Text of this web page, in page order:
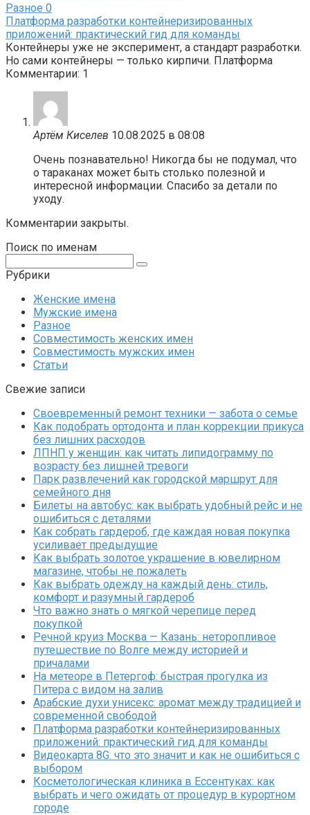
Разное 0
Платформа разработки контейнеризированных
приложений: практический гид для команды
Контейнеры уже не эксперимент, а стандарт разработки.
Но сами контейнеры — только кирпичи. Платформа
Комментарии: 1
Артём Киселев 10.08.2025 в 08:08
Очень познавательно! Никогда бы не подумал, что
о тараканах может быть столько полезной и
интересной информации. Спасибо за детали по
уходу.
Комментарии закрыты.
Поиск по именам
Рубрики
Женские имена
Мужские имена
Разное
Совместимость женских имен
Совместимость мужских имен
Статьи
Свежие записи
Своевременный ремонт техники — забота о семье
Как подобрать ортодонта и план коррекции прикуса
без лишних расходов
ЛПНП у женщин: как читать липидограмму по
возрасту без лишней тревоги
Парк развлечений как городской маршрут для
семейного дня
Билеты на автобус: как выбрать удобный рейс и не
ошибиться с деталями
Как собрать гардероб, где каждая новая покупка
усиливает предыдущие
Как выбрать золотое украшение в ювелирном
магазине, чтобы не пожалеть
Как выбрать одежду на каждый день: стиль,
комфорт и разумный гардероб
Что важно знать о мягкой черепице перед
покупкой
Речной круиз Москва — Казань: неторопливое
путешествие по Волге между историей и
причалами
На метеоре в Петергоф: быстрая прогулка из
Питера с видом на залив
Арабские духи унисекс: аромат между традицией и
современной свободой
Платформа разработки контейнеризированных
приложений: практический гид для команды
Видеокарта 8G: что это значит и как не ошибиться с
выбором
Косметологическая клиника в Ессентуках: как
выбрать и чего ожидать от процедур в курортном
городе